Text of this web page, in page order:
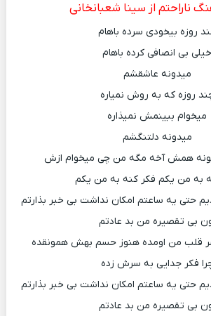
ناراحتم از سینا شعبانخانی
روزه بیخودی سرده باهام
خیلی بی انصافی کرده باهام
میدونه عاشقشم
روزه که به روش نمیاره
میخوام ببینمش نمیذاره
میدونه دلتنگشم
همش آخه مگه من چی میخوام ازش
به من یکم فکر کنه به من یکم
حتی یه ساعتم امکان نداشت بی خبر بذارتم
بی تقصیره من بد عادتم
قلب من اومده هنوز حسم بهش همونقده
فکر جدایی به سرش زده
حتی یه ساعتم امکان نداشت بی خبر بذارتم
بی تقصیره من بد عادتم